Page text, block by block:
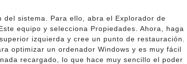
sistema. Para ello, abra el Explorador de
equipo y selecciona Propiedades. Ahora, haga
izquierda y cree un punto de restauración.
optimizar un ordenador Windows y es muy fácil
recargado, lo que hace muy sencillo el poder